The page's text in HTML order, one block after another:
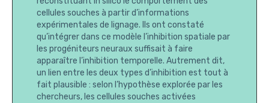
cellules souches à partir d’informations
expérimentales de lignage. Ils ont constaté
qu’intégrer dans ce modèle l’inhibition spatiale par
les progéniteurs neuraux suffisait à faire
apparaître l’inhibition temporelle. Autrement dit,
un lien entre les deux types d’inhibition est tout à
fait plausible : selon l’hypothèse explorée par les
chercheurs, les cellules souches activées